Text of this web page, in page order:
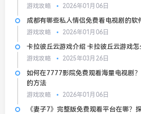
游戏攻略 2026年01月06日
成都有哪些私人情侣免费看电视剧的软
游戏攻略 2026年01月06日
卡拉彼丘云游戏介绍 卡拉彼丘云游戏怎
游戏攻略 2025年03月26日
如何在7777影院免费观看海量电视剧
的方法
游戏攻略 2026年01月06日
《妻子7》完整版免费观看平台在哪？